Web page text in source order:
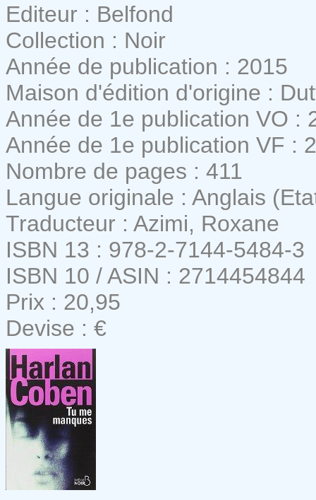
Editeur : Belfond
Collection : Noir
Année de publication : 2015
Maison d'édition d'origine :
Année de 1e publication VO :
Année de 1e publication VF :
Nombre de pages : 411
Langue originale : Anglais
Traducteur : Azimi, Roxane
ISBN 13 : 978-2-7144-5484-3
ISBN 10 / ASIN : 2714454844
Prix : 20,95
Devise : €